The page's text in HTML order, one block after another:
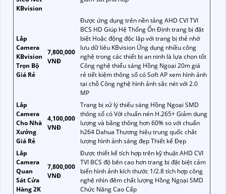
KBvision
Lắp
Camera
KBvision
Trọn Bộ
Giá Rẻ
7,800,000
VNĐ
Được ứng dụng trên nền tảng AHD CVI TVI
BCS HD Giúp Hệ Thống Ổn Định trang bị đặt
biệt Hoặc động độc lập với trang bị thẻ nhớ
lưu dữ liêu KBvision Ứng dụng nhiều công
nghệ trong các thiết bị an ninh là lựa chọn tốt
Công nghệ thiếu sáng Hồng Ngoại 20m giá
rẻ tiết kiệm thông số có Soft AP xem hình ảnh
tại chỗ Công nghệ hình ảnh sắc nét với 2.0
MP
Lắp
Camera
Cho Nhà
Xưởng
Giá Rẻ
4,100,000
VNĐ
Trang bị xử lý thiếu sáng Hồng Ngoại SMD
thông số có Với chuẩn nén H.265+ Giảm dung
lượng và bằng thông hơn 60% so với chuẩn
h264 Dahua Thương hiệu trung quốc chắt
lượng hình ảnh sáng đẹp Thiết kế Đẹp
Lắp
Camera
Quan
Sát Cửa
Hàng 2K
7,800,000
VNĐ
Được thiết kế tích hợp trên kỹ thuật AHD CVI
TVI BCS độ bên cao hơn trang bị đặt biệt cảm
biến hình ảnh kích thước 1/2.8 tích hợp công
nghệ nhìn đêm chất lượng Hồng Ngoại SMD
Chức Năng Cao Cấp